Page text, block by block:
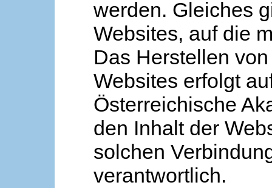
werden. Gleiches
Websites, auf die
Das Herstellen
Websites erfolgt
Österreichische
den Inhalt der
solchen
verantwortlich.